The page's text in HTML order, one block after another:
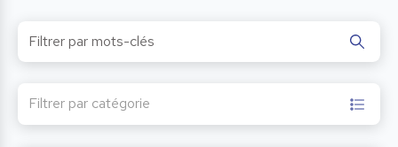
Filtrer par catégorie